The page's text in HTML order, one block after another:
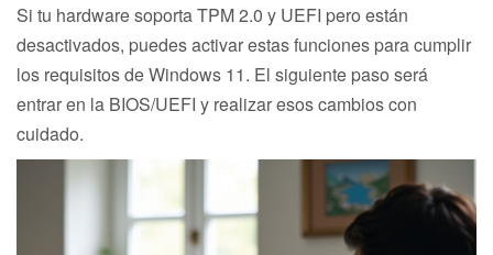
Si tu hardware soporta TPM 2.0 y UEFI pero están
desactivados, puedes activar estas funciones para cumplir
los requisitos de Windows 11. El siguiente paso será
entrar en la BIOS/UEFI y realizar esos cambios con
cuidado.